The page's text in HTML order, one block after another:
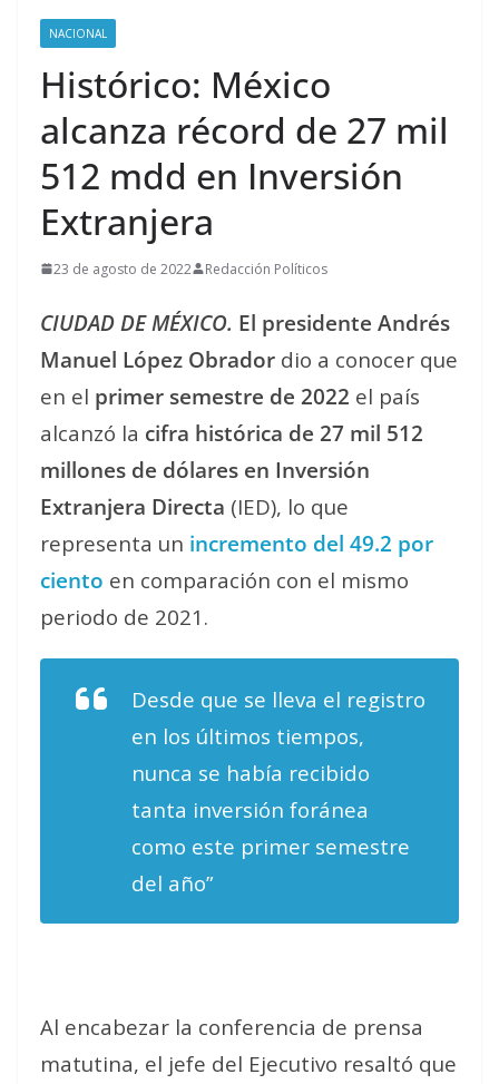
NACIONAL
Histórico: México
alcanza récord de 27 mil
512 mdd en Inversión
Extranjera
23 de agosto de 2022 Redacción Políticos
CIUDAD DE MÉXICO. El presidente Andrés
Manuel López Obrador dio a conocer que
en el primer semestre de 2022 el país
alcanzó la cifra histórica de 27 mil 512
millones de dólares en Inversión
Extranjera Directa (IED), lo que
representa un incremento del 49.2 por
ciento en comparación con el mismo
periodo de 2021.
Desde que se lleva el registro
en los últimos tiempos,
nunca se había recibido
tanta inversión foránea
como este primer semestre
del año”
Al encabezar la conferencia de prensa
matutina, el jefe del Ejecutivo resaltó que